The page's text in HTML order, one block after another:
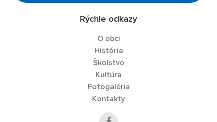
Rýchle odkazy
O obci
História
Školstvo
Kultúra
Fotogaléria
Kontakty